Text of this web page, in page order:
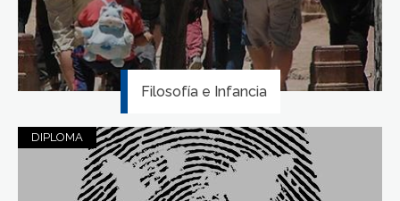
Filosofía e Infancia
DIPLOMA